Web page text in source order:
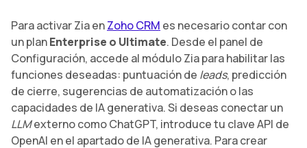
Para activar Zia enZoho CRM es necesario contar con
un planEnterprise o Ultimate. Desde el panel de
Configuración, accede al módulo Zia para habilitar las
funciones deseadas: puntuación de leads, predicción
de cierre, sugerencias de automatización o las
capacidades de IA generativa. Si deseas conectar un
LLMexterno como ChatGPT, introduce tu clave API de
OpenAI en el apartado de IA generativa. Para crear